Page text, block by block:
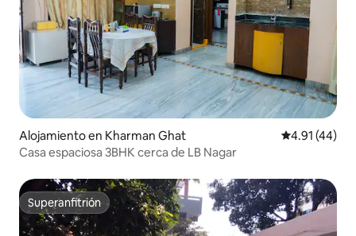
Alojamiento en Kharman Ghat Calificación
4.91 (44)
Casa espaciosa 3BHK cerca de LB Nagar
Superanfitrión
Superanfitrión